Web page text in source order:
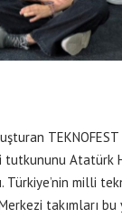
Atatürk
Türkiye’nin milli
takımları bu